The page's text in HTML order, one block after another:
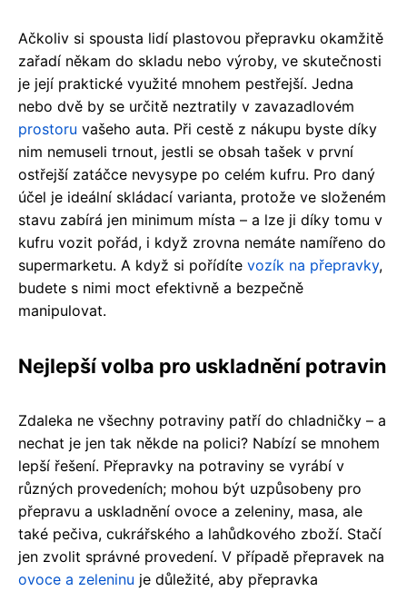
Ačkoliv si spousta lidí plastovou přepravku okamžitě
zařadí někam do skladu nebo výroby, ve skutečnosti
je její praktické využité mnohem pestřejší. Jedna
nebo dvě by se určitě neztratily v zavazadlovém
prostoru vašeho auta. Při cestě z nákupu byste díky
nim nemuseli trnout, jestli se obsah tašek v první
ostřejší zatáčce nevysype po celém kufru. Pro daný
účel je ideální skládací varianta, protože ve složeném
stavu zabírá jen minimum místa – a lze ji díky tomu v
kufru vozit pořád, i když zrovna nemáte namířeno do
supermarketu. A když si pořídíte vozík na přepravky,
budete s nimi moct efektivně a bezpečně
manipulovat.
Nejlepší volba pro uskladnění potravin
Zdaleka ne všechny potraviny patří do chladničky – a
nechat je jen tak někde na polici? Nabízí se mnohem
lepší řešení. Přepravky na potraviny se vyrábí v
různých provedeních; mohou být uzpůsobeny pro
přepravu a uskladnění ovoce a zeleniny, masa, ale
také pečiva, cukrářského a lahůdkového zboží. Stačí
jen zvolit správné provedení. V případě přepravek na
ovoce a zeleninu je důležité, aby přepravka